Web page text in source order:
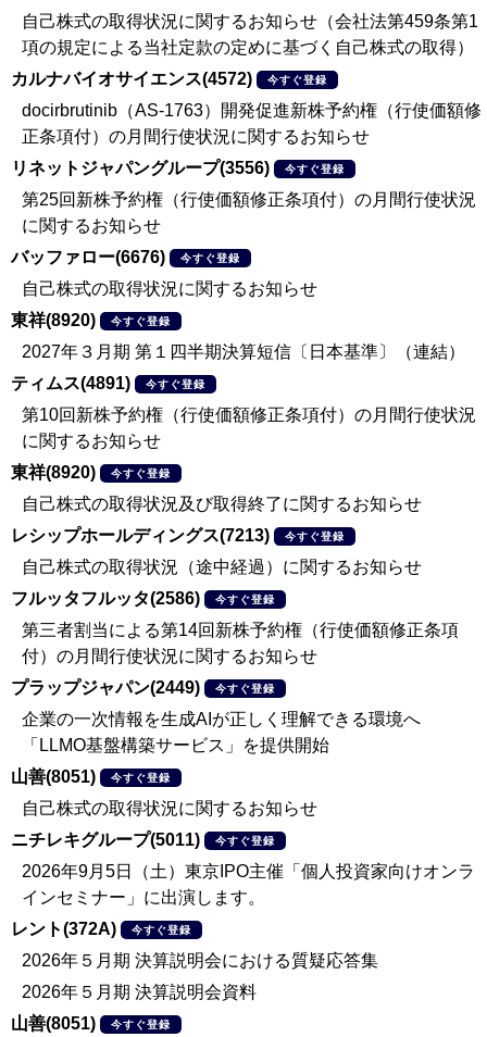
自己株式の取得状況に関するお知らせ（会社法第459条第1
項の規定による当社定款の定めに基づく自己株式の取得）
カルナバイオサイエンス(4572)
今すぐ登録
docirbrutinib（AS-1763）開発促進新株予約権（行使価額修
正条項付）の月間行使状況に関するお知らせ
リネットジャパングループ(3556)
今すぐ登録
第25回新株予約権（行使価額修正条項付）の月間行使状況
に関するお知らせ
バッファロー(6676)
今すぐ登録
自己株式の取得状況に関するお知らせ
東祥(8920)
今すぐ登録
2027年３月期 第１四半期決算短信〔日本基準〕（連結）
ティムス(4891)
今すぐ登録
第10回新株予約権（行使価額修正条項付）の月間行使状況
に関するお知らせ
東祥(8920)
今すぐ登録
自己株式の取得状況及び取得終了に関するお知らせ
レシップホールディングス(7213)
今すぐ登録
自己株式の取得状況（途中経過）に関するお知らせ
フルッタフルッタ(2586)
今すぐ登録
第三者割当による第14回新株予約権（行使価額修正条項
付）の月間行使状況に関するお知らせ
プラップジャパン(2449)
今すぐ登録
企業の一次情報を生成AIが正しく理解できる環境へ
「LLMO基盤構築サービス」を提供開始
山善(8051)
今すぐ登録
自己株式の取得状況に関するお知らせ
ニチレキグループ(5011)
今すぐ登録
2026年9月5日（土）東京IPO主催「個人投資家向けオンラ
インセミナー」に出演します。
レント(372A)
今すぐ登録
2026年５月期 決算説明会における質疑応答集
2026年５月期 決算説明会資料
山善(8051)
今すぐ登録